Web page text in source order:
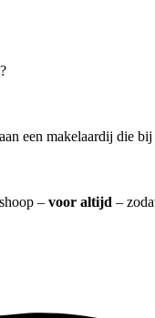
een makelaardij die bij
– voor altijd –